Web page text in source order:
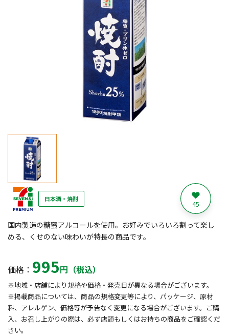
日本酒・焼酎 45
国内製造の糖蜜アルコールを使用。お好みでいろいろ割って楽し
める、くせのない味わいが特長の商品です。
価格： 995円（税込）
※地域・店舗により規格や価格・発売日が異なる場合がございます。
※掲載商品については、商品の規格変更等により、パッケージ、原材
料、アレルゲン、価格等が予告なく変更になる場合がございます。ご購
入、お召し上がりの際は、必ず店頭もしくはお持ちの商品をご確認くだ
さい。